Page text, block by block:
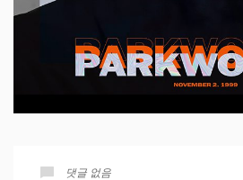
댓글 없음